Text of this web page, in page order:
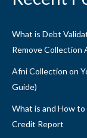
What is Debt
Remove Collection
Afni Collection on
Guide)
What is and How to
Credit Report